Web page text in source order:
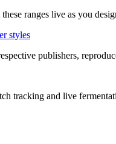
ranges live as you
styles
publishers,
tracking and live